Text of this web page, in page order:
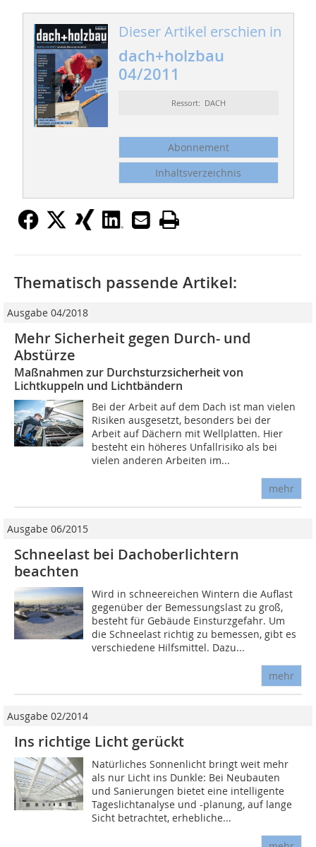
Dieser Artikel erschien in
dach+holzbau
04/2011
Ressort: DACH
Abonnement
Inhaltsverzeichnis
Thematisch passende Artikel:
Ausgabe 04/2018
Mehr Sicherheit gegen Durch- und
Abstürze
Maßnahmen zur Durchsturzsicherheit von
Lichtkuppeln und Lichtbändern
Bei der Arbeit auf dem Dach ist man vielen
Risiken ausgesetzt, besonders bei der
Arbeit auf Dächern mit Wellplatten. Hier
besteht ein höheres Unfallrisiko als bei
vielen anderen Arbeiten im...
mehr
Ausgabe 06/2015
Schneelast bei Dachoberlichtern
beachten
Wird in schneereichen Wintern die Auflast
gegenüber der Bemessungslast zu groß,
besteht für Gebäude Einsturzgefahr. Um
die Schneelast richtig zu bemessen, gibt es
verschiedene Hilfsmittel. Dazu...
mehr
Ausgabe 02/2014
Ins richtige Licht gerückt
Natürliches Sonnenlicht bringt weit mehr
als nur Licht ins Dunkle: Bei Neubauten
und Sanierungen bietet eine intelligente
Tageslichtanalyse und -planung, auf lange
Sicht betrachtet, erhebliche...